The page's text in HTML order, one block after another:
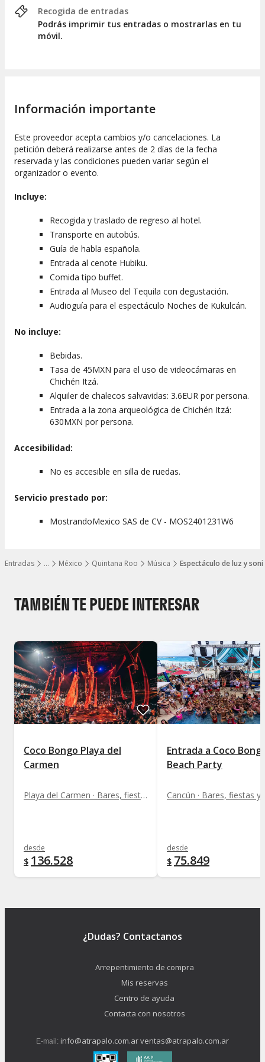
…
Mostrar todos los niveles
Entradas México Quintana Roo Música Espectáculo de luz y
Recogida de entradas
Podrás imprimir tus entradas o mostrarlas en tu
móvil.
Información importante
Este proveedor acepta cambios y/o cancelaciones. La
petición deberá realizarse antes de 2 días de la fecha
reservada y las condiciones pueden variar según el
organizador o evento.
Incluye:
Recogida y traslado de regreso al hotel.
Transporte en autobús.
Guía de habla española.
Entrada al cenote Hubiku.
Comida tipo buffet.
Entrada al Museo del Tequila con degustación.
Audioguía para el espectáculo Noches de Kukulcán.
No incluye:
Bebidas.
Tasa de 45MXN para el uso de videocámaras en
Chichén Itzá.
Alquiler de chalecos salvavidas: 3.6EUR por persona.
Entrada a la zona arqueológica de Chichén Itzá:
630MXN por persona.
Accesibilidad:
No es accesible en silla de ruedas.
Servicio prestado por:
MostrandoMexico SAS de CV - MOS2401231W6
TAMBIÉN TE PUEDE INTERESAR
Coco Bongo Playa del
Carmen
Playa del Carmen · Bares, fiestas y discotecas
desde
$ 136.528
Entrada a Coco
Beach Party
desde
$ 75.849
¿Dudas? Contactanos
Arrepentimiento de compra
Mis reservas
Centro de ayuda
Contacta con nosotros
E-mail: info@atrapalo.com.arventas@atrapalo.com.ar